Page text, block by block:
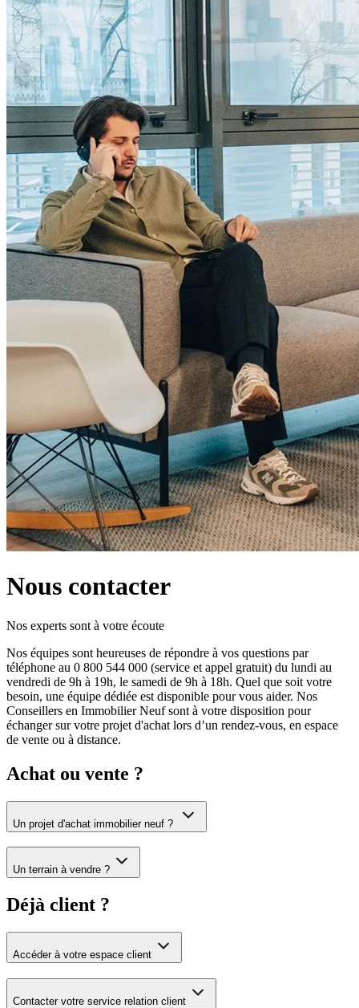
Nous contacter
Nos experts sont à votre écoute
Nos équipes sont heureuses de répondre à vos questions par
téléphone au 0 800 544 000 (service et appel gratuit) du lundi au
vendredi de 9h à 19h, le samedi de 9h à 18h. Quel que soit votre
besoin, une équipe dédiée est disponible pour vous aider. Nos
Conseillers en Immobilier Neuf sont à votre disposition pour
échanger sur votre projet d'achat lors d’un rendez-vous, en espace
de vente ou à distance.
Achat ou vente ?
Un projet d'achat immobilier neuf ?
Un terrain à vendre ?
Déjà client ?
Accéder à votre espace client
Contacter votre service relation client